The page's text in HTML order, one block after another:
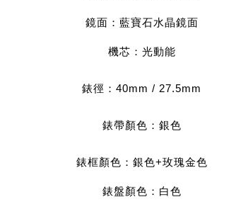
鏡面：藍寶石水晶鏡面
機芯：光動能
錶徑：40mm / 27.5mm
錶帶顏色 ：銀色
錶框顏色：銀色+玫瑰金色
錶盤顏色：白色